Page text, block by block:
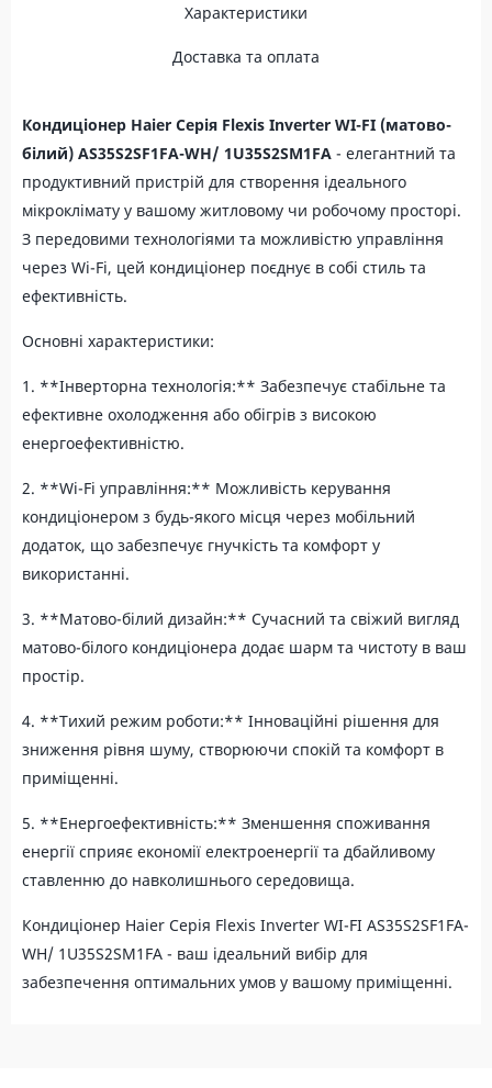
Характеристики
Доставка та оплата
Кондиціонер Haier Серія Flexis Inverter WI-FI (матово-
білий) AS35S2SF1FA-WH/ 1U35S2SM1FA - елегантний та
продуктивний пристрій для створення ідеального
мікроклімату у вашому житловому чи робочому просторі.
З передовими технологіями та можливістю управління
через Wi-Fi, цей кондиціонер поєднує в собі стиль та
ефективність.
Основні характеристики:
1. **Інверторна технологія:** Забезпечує стабільне та
ефективне охолодження або обігрів з високою
енергоефективністю.
2. **Wi-Fi управління:** Можливість керування
кондиціонером з будь-якого місця через мобільний
додаток, що забезпечує гнучкість та комфорт у
використанні.
3. **Матово-білий дизайн:** Сучасний та свіжий вигляд
матово-білого кондиціонера додає шарм та чистоту в ваш
простір.
4. **Тихий режим роботи:** Інноваційні рішення для
зниження рівня шуму, створюючи спокій та комфорт в
приміщенні.
5. **Енергоефективність:** Зменшення споживання
енергії сприяє економії електроенергії та дбайливому
ставленню до навколишнього середовища.
Кондиціонер Haier Серія Flexis Inverter WI-FI AS35S2SF1FA-
WH/ 1U35S2SM1FA - ваш ідеальний вибір для
забезпечення оптимальних умов у вашому приміщенні.